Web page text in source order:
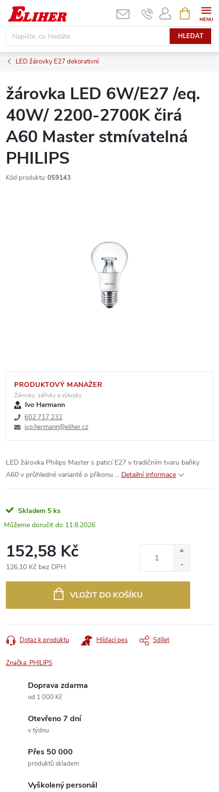
Přejít
obsah
HLEDAT
NÁKUPNÍ
KOŠÍK
LED žárovky E27 dekorativní
žárovka LED 6W/E27 /eq.
40W/ 2200-2700K čirá
A60 Master stmívatelná
PHILIPS
Kód produktu: 059143
PRODUKTOVÝ MANAŽER
Žárovky, zářivky a výbojky
Ivo Hermann
602 717 232
ivo.hermann@eliher.cz
LED žárovka Philips Master s paticí E27 v tradičním tvaru baňky
A60 v průhledné variantě o příkonu ... Detailní informace
Skladem 5 ks
11.8.2026
152,58 Kč
126,10 Kč bez DPH
VLOŽIT DO KOŠÍKU
Dotaz k produktu Hlídací pes Sdílet
Značka: PHILIPS
Doprava zdarma
od 1 000 Kč
Otevřeno 7 dní
v týdnu
Přes 50 000
produktů skladem
Vyškolený personál